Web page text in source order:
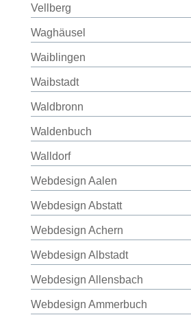
Vellberg
Waghäusel
Waiblingen
Waibstadt
Waldbronn
Waldenbuch
Walldorf
Webdesign Aalen
Webdesign Abstatt
Webdesign Achern
Webdesign Albstadt
Webdesign Allensbach
Webdesign Ammerbuch